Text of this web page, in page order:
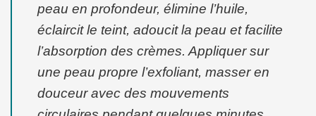
peau en profondeur, élimine l’huile,
éclaircit le teint, adoucit la peau et facilite
l’absorption des crèmes. Appliquer sur
une peau propre l’exfoliant, masser en
douceur avec des mouvements